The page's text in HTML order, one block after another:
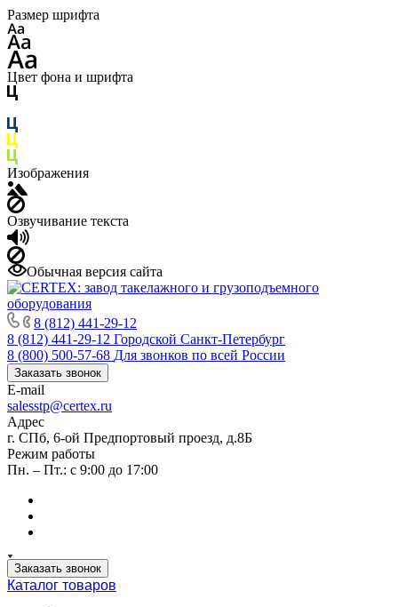
Размер шрифта
Цвет фона и шрифта
Изображения
Озвучивание текста
Обычная версия сайта
8 (812) 441-29-12
8 (812) 441-29-12 Городской Санкт-Петербург
8 (800) 500-57-68 Для звонков по всей России
Заказать звонок
E-mail
salesstp@certex.ru
Адрес
г. СПб, 6-ой Предпортовый проезд, д.8Б
Режим работы
Пн. – Пт.: с 9:00 до 17:00
Заказать звонок
Каталог товаров